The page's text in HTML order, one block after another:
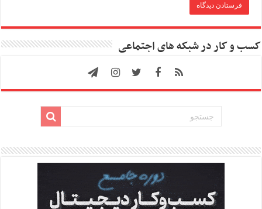
کسب و کار در شبکه های اجتماعی